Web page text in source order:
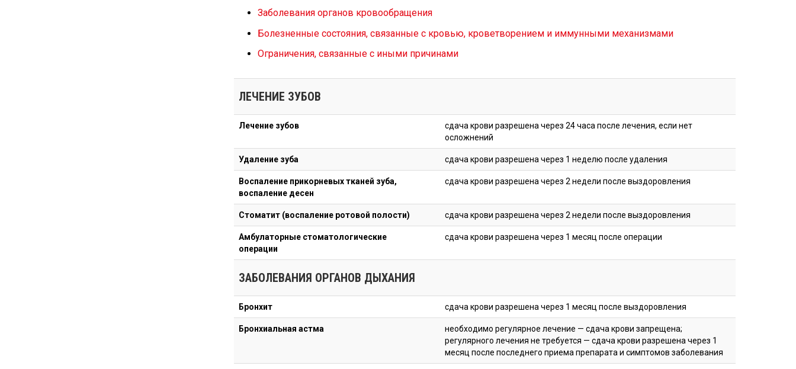
Заболевания органов кровообращения
Болезненные состояния, связанные с кровью, кроветворением и иммунными механизмами
Ограничения, связанные с иными причинами
ЛЕЧЕНИЕ ЗУБОВ
Лечение зубов
сдача крови разрешена через 24 часа после лечения, если нет
осложнений
Удаление зуба сдача крови разрешена через 1 неделю после удаления
Воспаление прикорневых тканей зуба,
воспаление десен
сдача крови разрешена через 2 недели после выздоровления
Стоматит (воспаление ротовой полости) сдача крови разрешена через 2 недели после выздоровления
Амбулаторные стоматологические
операции
сдача крови разрешена через 1 месяц после операции
ЗАБОЛЕВАНИЯ ОРГАНОВ ДЫХАНИЯ
Бронхит сдача крови разрешена через 1 месяц после выздоровления
Бронхиальная астма
необходимо регулярное лечение — сдача крови запрещена;
регулярного лечения не требуется — сдача крови разрешена через 1
месяц после последнeго приемa препарата и симптомов заболевания